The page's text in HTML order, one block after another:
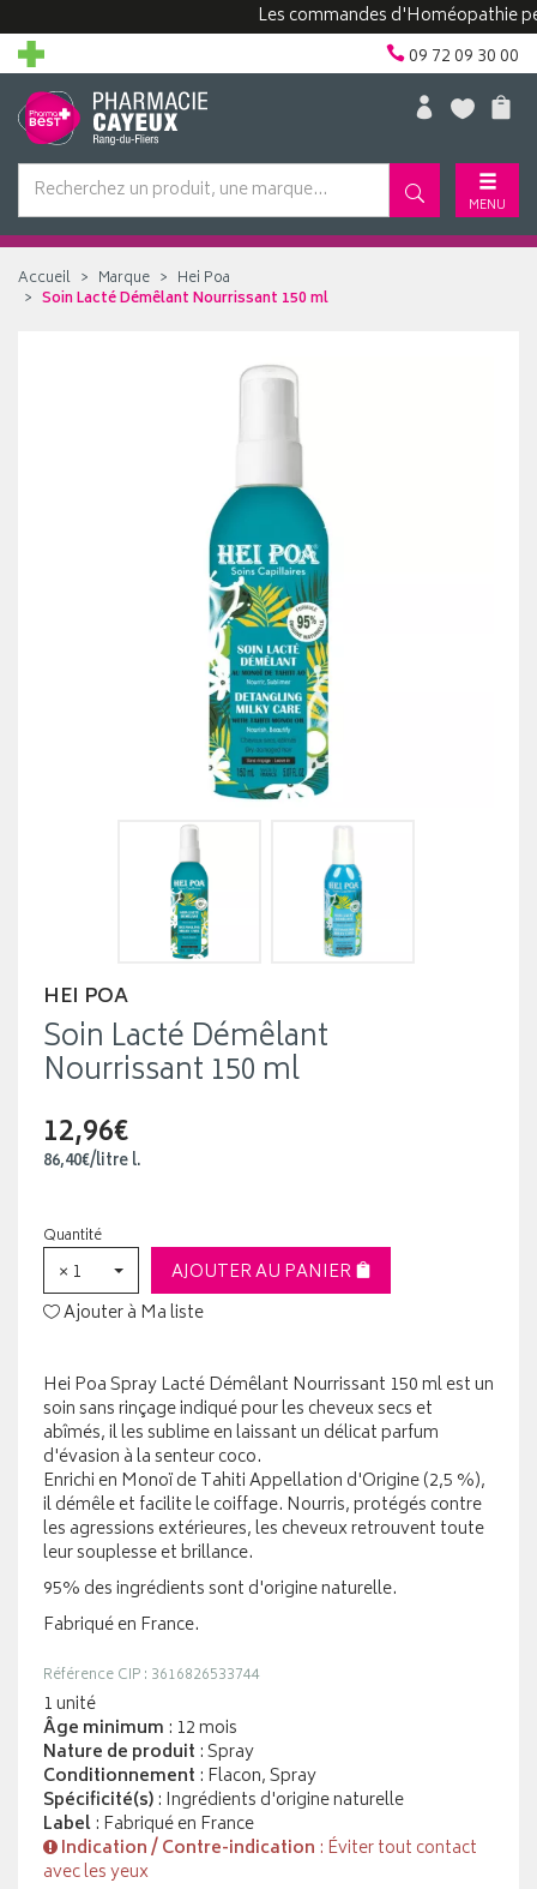
Les commandes d'Homéopathie
09 72 09 30 00
MENU
Accueil Marque
Hei Poa
Soin Lacté Démêlant Nourrissant 150 ml
HEI POA
Soin Lacté Démêlant
Nourrissant 150 ml
12,96€
86,40€/litrel.
Quantité
× 1
AJOUTER AU PANIER
Ajouter à Ma liste
Hei Poa Spray Lacté Démêlant Nourrissant 150 ml est un
soin sans rinçage indiqué pour les cheveux secs et
abîmés, il les sublime en laissant un délicat parfum
d'évasion à la senteur coco.
Enrichi en Monoï de Tahiti Appellation d'Origine (2,5 %),
il démêle et facilite le coiffage. Nourris, protégés contre
les agressions extérieures, les cheveux retrouvent toute
leur souplesse et brillance.
95% des ingrédients sont d'origine naturelle.
Fabriqué en France.
Référence CIP : 3616826533744
1 unité
Âge minimum : 12 mois
Nature de produit : Spray
Conditionnement : Flacon, Spray
Spécificité(s): Ingrédients d'origine naturelle
Label: Fabriqué en France
Indication / Contre-indication : Éviter tout contact
avec les yeux